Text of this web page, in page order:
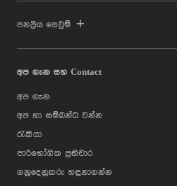
ජනප්‍රිය සෙවුම්
අප ගැන සහ Contact
අප ගැන
අප හා සම්බන්ධ වන්න
රැකියා
පාරිභෝගික ප්‍රතිචාර
ගනුදෙනුකරු හඳුනාගන්න